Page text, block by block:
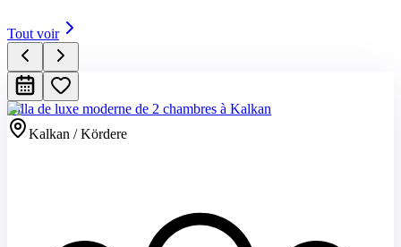
Tout voir
Villa de luxe moderne de 2 chambres à Kalkan
Kalkan / Kördere